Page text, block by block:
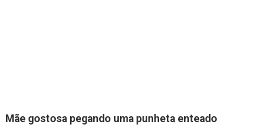
Mãe gostosa pegando uma punheta enteado